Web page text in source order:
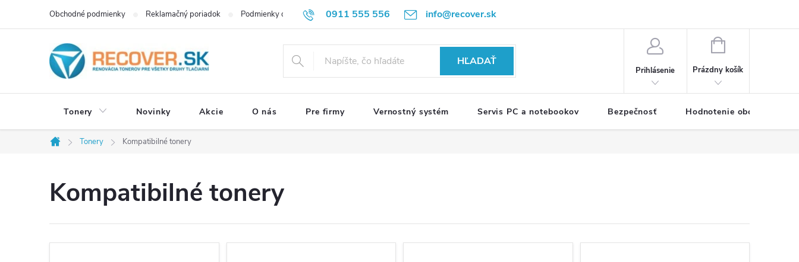
0911 555 556 info@recover.sk
Obchodné podmienky Reklamačný poriadok Podmienky ochrany osobných údajov Formulár na odstúpenie od zmluvy
HĽADAŤ
Prihlásenie
NÁKUPNÝ
Prázdny košík
Tonery Novinky Akcie O nás Pre firmy Vernostný systém Servis PC a notebookov Bezpečnosť Hodnotenie obchodu
Domov
Tonery Kompatibilné tonery
Kompatibilné tonery